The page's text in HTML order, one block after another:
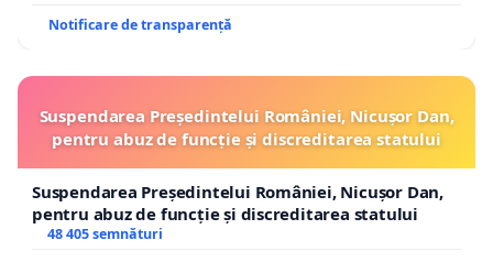
Notificare de transparență
Suspendarea Președintelui României, Nicușor Dan,
pentru abuz de funcție și discreditarea statului
Suspendarea Președintelui României, Nicușor Dan,
pentru abuz de funcție și discreditarea statului
48 405 semnături